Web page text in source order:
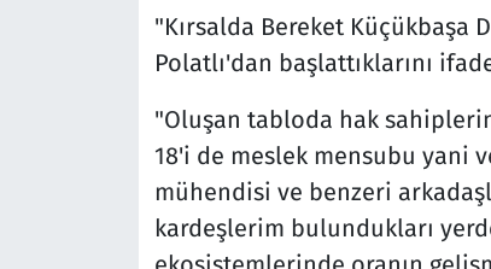
"Kırsalda Bereket Küçükbaşa
Polatlı'dan başlattıklarını
"Oluşan tabloda hak
18'i de meslek mensubu yani
mühendisi ve benzeri
kardeşlerim bulundukları